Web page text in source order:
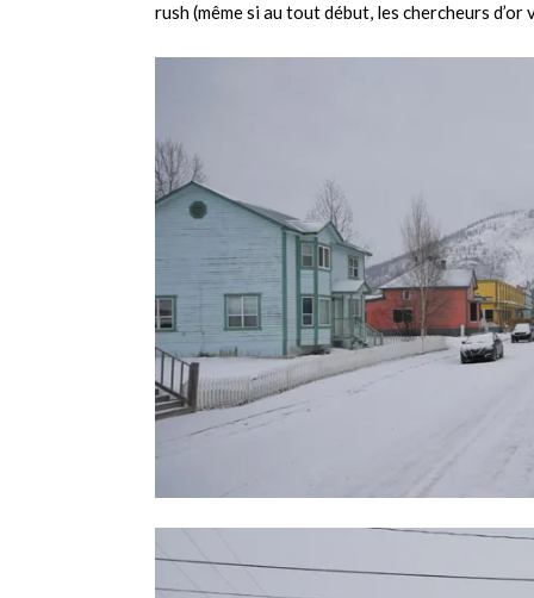
rush (même si au tout début, les chercheurs